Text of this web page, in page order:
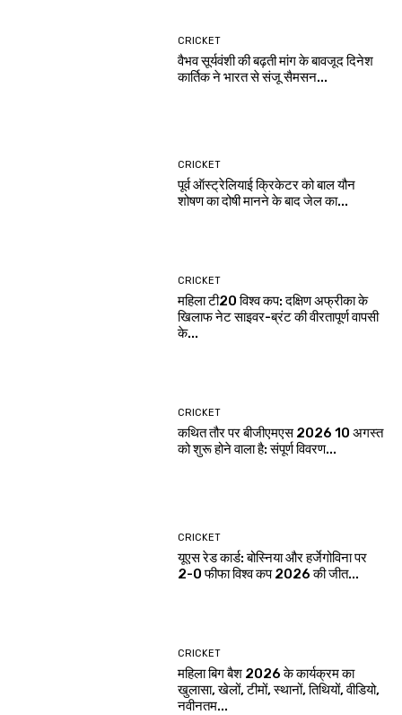
CRICKET
वैभव सूर्यवंशी की बढ़ती मांग के बावजूद दिनेश
कार्तिक ने भारत से संजू सैमसन...
CRICKET
पूर्व ऑस्ट्रेलियाई क्रिकेटर को बाल यौन
शोषण का दोषी मानने के बाद जेल का...
CRICKET
महिला टी20 विश्व कप: दक्षिण अफ्रीका के
खिलाफ नेट साइवर-ब्रंट की वीरतापूर्ण वापसी
के...
CRICKET
कथित तौर पर बीजीएमएस 2026 10 अगस्त
को शुरू होने वाला है: संपूर्ण विवरण...
CRICKET
यूएस रेड कार्ड: बोस्निया और हर्जेगोविना पर
2-0 फीफा विश्व कप 2026 की जीत...
CRICKET
महिला बिग बैश 2026 के कार्यक्रम का
खुलासा, खेलों, टीमों, स्थानों, तिथियों, वीडियो,
नवीनतम...